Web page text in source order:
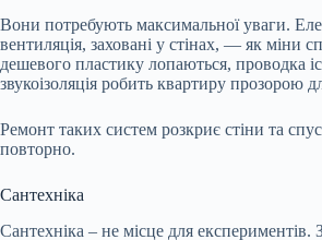
Вони потребують максимальної уваги.
вентиляція, заховані у стінах, — як міни
дешевого пластику лопаються, проводка
звукоізоляція робить квартиру прозорою
Ремонт таких систем розкриє стіни та
повторно.
Сантехніка
Сантехніка – не місце для експериментів.